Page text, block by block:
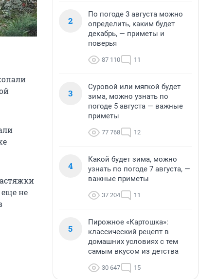
не
2
По погоде 3 августа можно
определить, каким будет
декабрь, — приметы и
поверья
87 110 11
3
Суровой или мягкой будет
зима, можно узнать по
погоде 5 августа — важные
приметы
77 768 12
4
Какой будет зима, можно
узнать по погоде 7 августа, —
важные приметы
37 204 11
5
Пирожное «Картошка»:
классический рецепт в
домашних условиях с тем
самым вкусом из детства
30 647 15